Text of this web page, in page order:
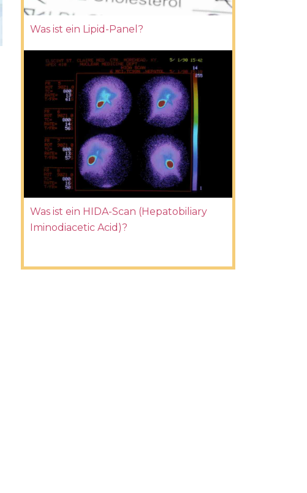
Was ist ein Lipid-Panel?
Was ist ein HIDA-Scan (Hepatobiliary
Iminodiacetic Acid)?